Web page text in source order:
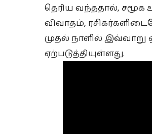
தெரிய வந்ததால்,
விவாதம்,
முதல் நாளில் இவ்வாறு
ஏற்படுத்தியுள்ளது.